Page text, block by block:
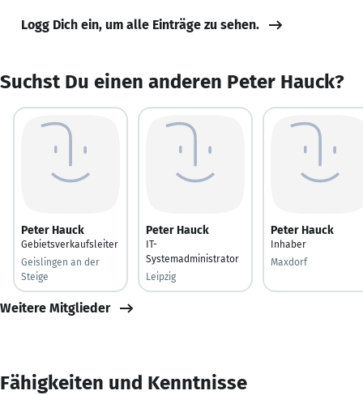
Logg Dich ein, um alle Einträge zu sehen.
Suchst Du einen anderen Peter Hauck?
Peter Hauck
Gebietsverkaufsleiter
Geislingen an der
Steige
Peter Hauck
IT-
Systemadministrator
Leipzig
Peter Hauck
Inhaber
Maxdorf
Weitere Mitglieder
Fähigkeiten und Kenntnisse